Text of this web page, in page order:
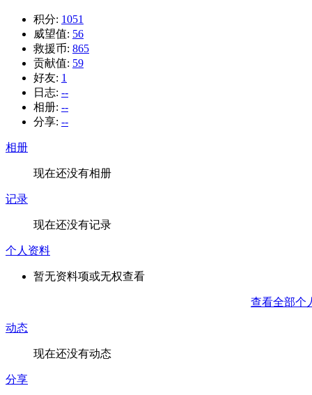
积分: 1051
威望值: 56
救援币: 865
贡献值: 59
好友: 1
日志: --
相册: --
分享: --
相册
现在还没有相册
记录
现在还没有记录
个人资料
暂无资料项或无权查看
查看全部个
动态
现在还没有动态
分享